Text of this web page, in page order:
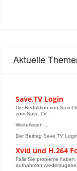
Aktuelle
Save.TV Login
Die Redaktion von
zum Save.TV ...
Weiterlesen ...
Der Beitrag Save.TV
Xvid und H.264
Falls Sie probleme haben
aufnahmen